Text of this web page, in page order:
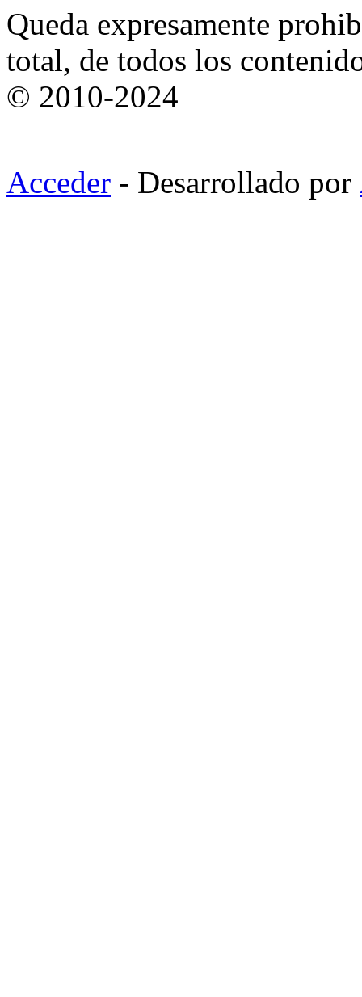
Queda expresamente
total, de todos los
© 2010-2024
Acceder - Desarrollado por